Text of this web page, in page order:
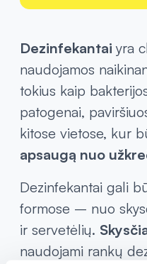
Dezinfekantai yra
naudojamos
tokius kaip
patogenai,
kitose vietose, kur
apsaugą nuo
Dezinfekantai gali
formose – nuo
ir servetėlių.
naudojami rankų